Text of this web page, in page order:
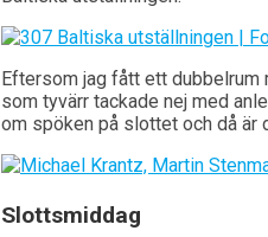
Eftersom jag fått ett dubbelrum
som tyvärr tackade nej med
om spöken på slottet och då är
Slottsmiddag